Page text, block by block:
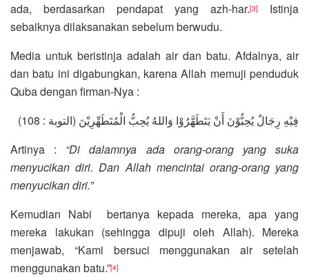
ada, berdasarkan pendapat yang azh-har.[3]
Istinja
sebaiknya dilaksanakan sebelum berwudu.
Media untuk beristinja adalah air dan batu. Afdalnya, air
dan batu ini digabungkan, karena Allah memuji penduduk
Quba dengan firman-Nya :
فِيْهِ رِجَالٌ يُحِبُّوْنَ أَنْ يَتَطَهَّرُوْا وَاللهُ يُحِبُّ الْمُتَطَهِّرِيْنَ (التوبة : 108)
Artinya : “Di dalamnya ada orang-orang yang suka
menyucikan diri. Dan Allah mencintai orang-orang yang
menyucikan diri.”
Kemudian Nabi bertanya kepada mereka, apa yang
mereka lakukan (sehingga dipuji oleh Allah). Mereka
menjawab, “Kami bersuci menggunakan air setelah
menggunakan batu.”[4]